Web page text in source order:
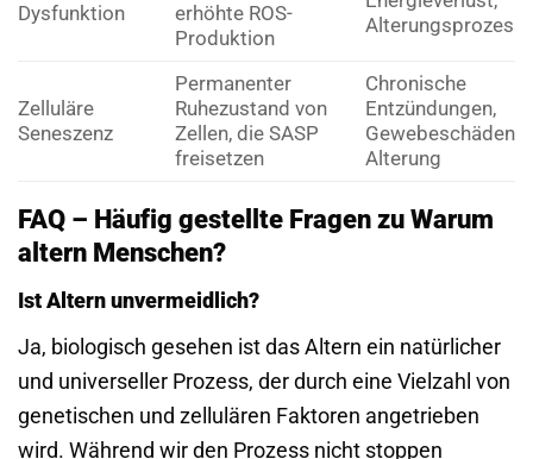
Dysfunktion
erhöhte ROS-
Produktion
Zelluläre
Seneszenz
Permanenter
Ruhezustand von
Zellen, die SASP
freisetzen
Chronische
Entzündungen,
Gewebeschäden,
Alterung
FAQ – Häufig gestellte Fragen zu Warum
altern Menschen?
Ist Altern unvermeidlich?
Ja, biologisch gesehen ist das Altern ein natürlicher
und universeller Prozess, der durch eine Vielzahl von
genetischen und zellulären Faktoren angetrieben
wird. Während wir den Prozess nicht stoppen